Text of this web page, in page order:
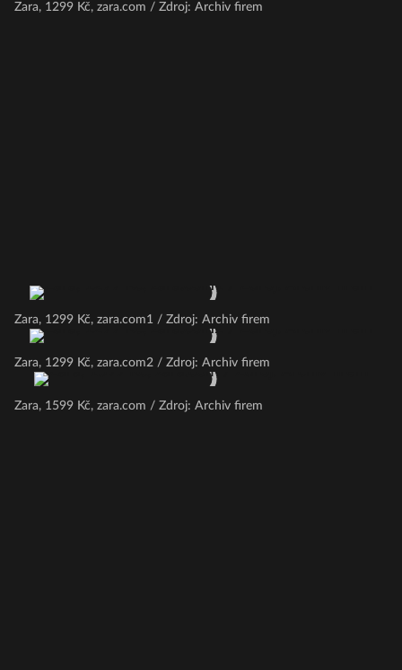
Zara, 1299 Kč, zara.com / Zdroj: Archiv firem
Zara, 1299 Kč, zara.com1 / Zdroj: Archiv firem
Zara, 1299 Kč, zara.com2 / Zdroj: Archiv firem
Zara, 1599 Kč, zara.com / Zdroj: Archiv firem